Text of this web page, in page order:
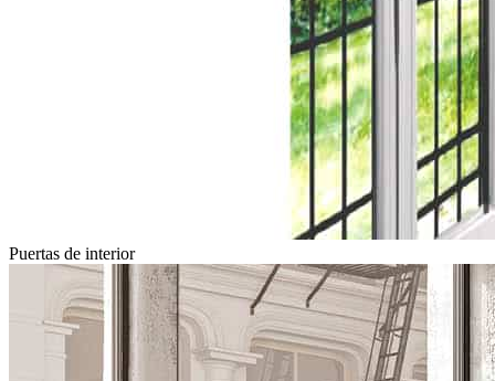
Puertas de interior